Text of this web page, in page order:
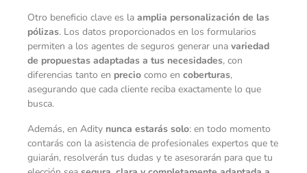
Otro beneficio clave es la amplia personalización de las
pólizas. Los datos proporcionados en los formularios
permiten a los agentes de seguros generar una variedad
de propuestas adaptadas a tus necesidades, con
diferencias tanto en precio como en coberturas,
asegurando que cada cliente reciba exactamente lo que
busca.
Además, en Adity nunca estarás solo: en todo momento
contarás con la asistencia de profesionales expertos que te
guiarán, resolverán tus dudas y te asesorarán para que tu